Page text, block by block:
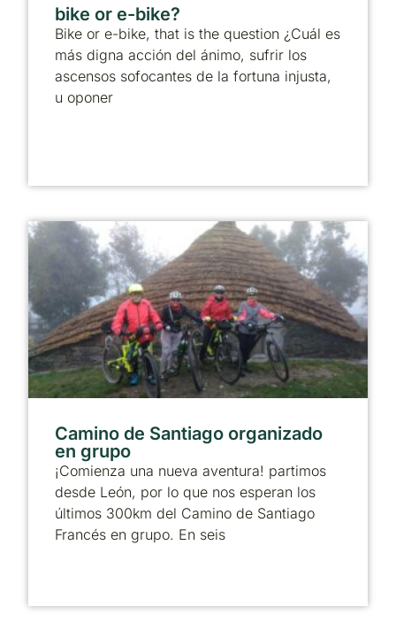
bike or e-bike?
Bike or e-bike, that is the question ¿Cuál es
más digna acción del ánimo, sufrir los
ascensos sofocantes de la fortuna injusta,
u oponer
Camino de Santiago organizado
en grupo
¡Comienza una nueva aventura! partimos
desde León, por lo que nos esperan los
últimos 300km del Camino de Santiago
Francés en grupo. En seis